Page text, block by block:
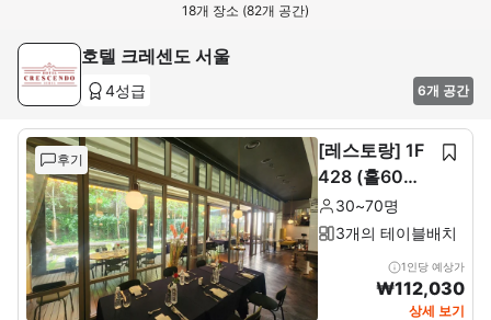
18개 장소 (82개 공간)
호텔 크레센도 서울
4성급 6개 공간
후기
[레스토랑] 1F
428 (홀60석+
룸10석)
30~70명
3개의 테이블배치
1인당 예상가
₩112,030
상세 보기